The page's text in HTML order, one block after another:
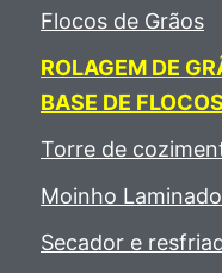
Flocos de Grãos
ROLAGEM DE
BASE DE
Torre de
Moinho
Secador e